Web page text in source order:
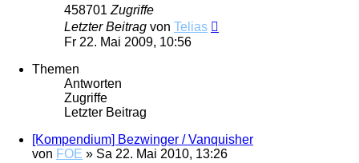
458701 Zugriffe
Letzter Beitrag von Telias
Fr 22. Mai 2009, 10:56
Themen
Antworten
Zugriffe
Letzter Beitrag
[Kompendium] Bezwinger / Vanquisher
von FOE » Sa 22. Mai 2010, 13:26